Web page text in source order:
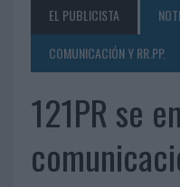
EL PUBLICISTA
COMUNICACIÓN Y RR.PP.
121PR se